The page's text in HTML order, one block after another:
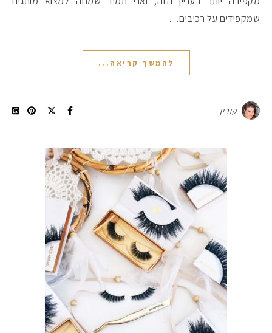
שמקפידים על רכיבים…
להמשך קריאה...
קורין